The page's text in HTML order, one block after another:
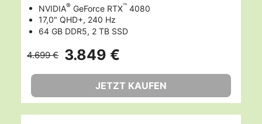
NVIDIA® GeForce RTX™ 4080
17,0" QHD+, 240 Hz
64 GB DDR5, 2 TB SSD
4.699 € 3.849 €
JETZT KAUFEN